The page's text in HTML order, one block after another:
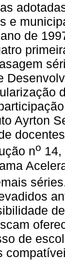
e
de
Ayrton
no 14,
de